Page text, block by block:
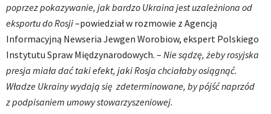
poprzez pokazywanie, jak bardzo Ukraina jest uzależniona od
eksportu do Rosji–powiedział w rozmowie z Agencją
Informacyjną Newseria Jewgen Worobiow, ekspert Polskiego
Instytutu Spraw Międzynarodowych. – Nie sądzę, żeby rosyjska
presja miała dać taki efekt, jaki Rosja chciałaby osiągnąć.
Władze Ukrainy wydają się zdeterminowane, by pójść naprzód
z podpisaniem umowy stowarzyszeniowej.